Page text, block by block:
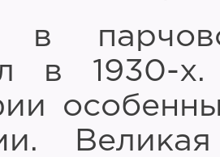
в
в 1930-
Великая